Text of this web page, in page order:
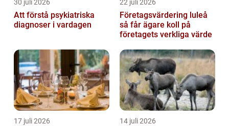
30 juli 2026
Att förstå psykiatriska
diagnoser i vardagen
22 juli 2026
Företagsvärdering luleå
så får ägare koll på
företagets verkliga värde
17 juli 2026 14 juli 2026